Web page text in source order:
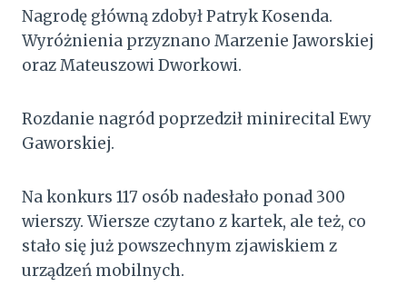
Nagrodę główną zdobył Patryk Kosenda.
Wyróżnienia przyznano Marzenie Jaworskiej
oraz Mateuszowi Dworkowi.
Rozdanie nagród poprzedził minirecital Ewy
Gaworskiej.
Na konkurs 117 osób nadesłało ponad 300
wierszy. Wiersze czytano z kartek, ale też, co
stało się już powszechnym zjawiskiem z
urządzeń mobilnych.